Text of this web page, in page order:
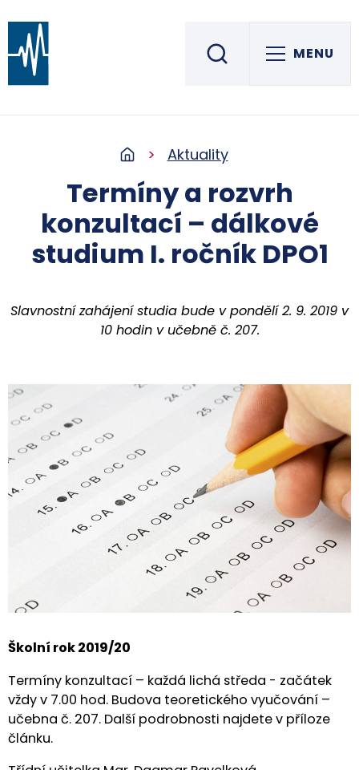
Střední škola informatiky, elektrotechniky a řemesel
ROŽNOV POD RADHOŠTĚM MENU
Aktuality
Termíny a rozvrh
konzultací – dálkové
studium I. ročník DPO1
Slavnostní zahájení studia bude v pondělí 2. 9. 2019 v
10 hodin v učebně č. 207.
Školní rok 2019/20
Termíny konzultací – každá lichá středa - začátek
vždy v 7.00 hod. Budova teoretického vyučování –
učebna č. 207. Další podrobnosti najdete v příloze
článku.